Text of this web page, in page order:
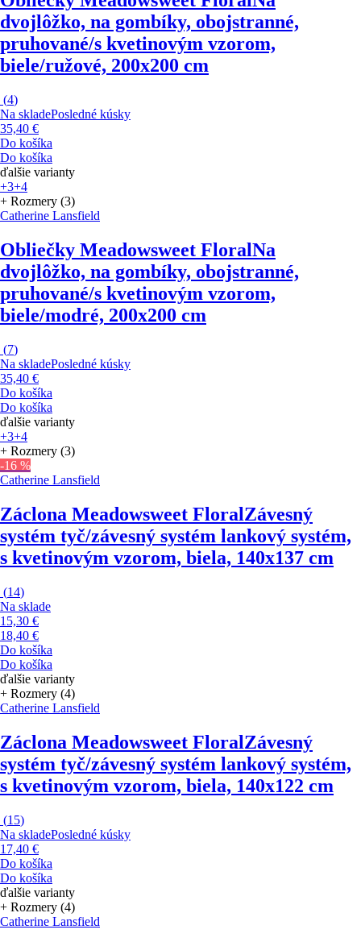
dvojlôžko, na gombíky, obojstranné,
pruhované/s kvetinovým vzorom,
biele/ružové, 200x200 cm
(4)
Na skladePosledné kúsky
35,40 €
Do košíka
Do košíka
ďalšie varianty
+3+4
+ Rozmery (3)
Catherine Lansfield
Obliečky Meadowsweet FloralNa
dvojlôžko, na gombíky, obojstranné,
pruhované/s kvetinovým vzorom,
biele/modré, 200x200 cm
(7)
Na skladePosledné kúsky
35,40 €
Do košíka
Do košíka
ďalšie varianty
+3+4
+ Rozmery (3)
-16 %
Catherine Lansfield
Záclona Meadowsweet FloralZávesný
systém tyč/závesný systém lankový systém,
s kvetinovým vzorom, biela, 140x137 cm
(14)
Na sklade
15,30 €
18,40 €
Do košíka
Do košíka
ďalšie varianty
+ Rozmery (4)
Catherine Lansfield
Záclona Meadowsweet FloralZávesný
systém tyč/závesný systém lankový systém,
s kvetinovým vzorom, biela, 140x122 cm
(15)
Na skladePosledné kúsky
17,40 €
Do košíka
Do košíka
ďalšie varianty
+ Rozmery (4)
Catherine Lansfield